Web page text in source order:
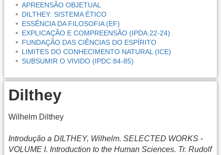
APREENSÃO OBJETUAL
DILTHEY: SISTEMA ÉTICO
ESSÊNCIA DA FILOSOFIA (EF)
EXPLICAÇÃO E COMPREENSÃO (IPDA:22-24)
FUNDAÇÃO DAS CIÊNCIAS DO ESPÍRITO
LIMITES DO CONHECIMENTO NATURAL (ICE)
SUBSUMIR O VIVIDO (IPDC:84-85)
Dilthey
Wilhelm Dilthey
Introdução a DILTHEY, Wilhelm. SELECTED WORKS -
VOLUME I. Introduction to the Human Sciences. Tr. Rudolf